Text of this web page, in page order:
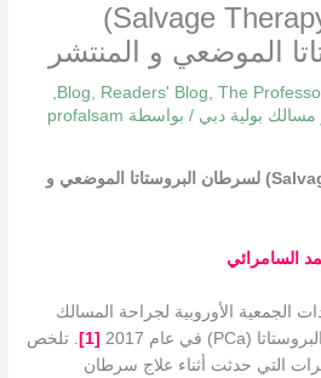
العلاج الإنقاذي (Salvage Therapy)
الموضعي و المنتشر
Blog Readers' Blog The
بولية دبي / بواسطة profalsam
) لسرطان البروستاتا الموضعي و
السامرائي
الأوروبية لجراحة المسالك
[1]
. تلخص
التي حدثت أثناء علاج سرطان